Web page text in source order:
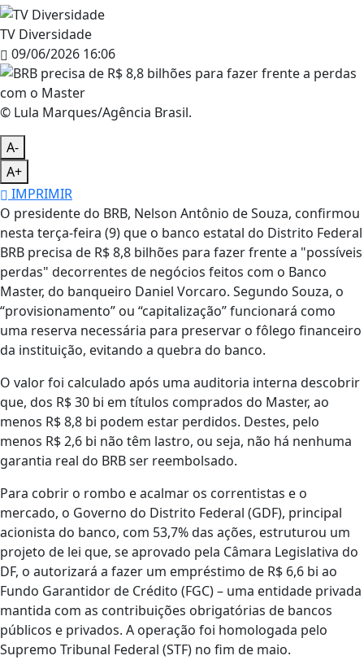
TV Diversidade
09/06/2026 16:06
© Lula Marques/Agência Brasil.
A-
A+
IMPRIMIR
O presidente do BRB, Nelson Antônio de Souza, confirmou
nesta terça-feira (9) que o banco estatal do Distrito Federal
BRB precisa de R$ 8,8 bilhões para fazer frente a "possíveis
perdas" decorrentes de negócios feitos com o Banco
Master, do banqueiro Daniel Vorcaro. Segundo Souza, o
“provisionamento” ou “capitalização” funcionará como
uma reserva necessária para preservar o fôlego financeiro
da instituição, evitando a quebra do banco.
O valor foi calculado após uma auditoria interna descobrir
que, dos R$ 30 bi em títulos comprados do Master, ao
menos R$ 8,8 bi podem estar perdidos. Destes, pelo
menos R$ 2,6 bi não têm lastro, ou seja, não há nenhuma
garantia real do BRB ser reembolsado.
Para cobrir o rombo e acalmar os correntistas e o
mercado, o Governo do Distrito Federal (GDF), principal
acionista do banco, com 53,7% das ações, estruturou um
projeto de lei que, se aprovado pela Câmara Legislativa do
DF, o autorizará a fazer um empréstimo de R$ 6,6 bi ao
Fundo Garantidor de Crédito (FGC) – uma entidade privada
mantida com as contribuições obrigatórias de bancos
públicos e privados. A operação foi homologada pelo
Supremo Tribunal Federal (STF) no fim de maio.